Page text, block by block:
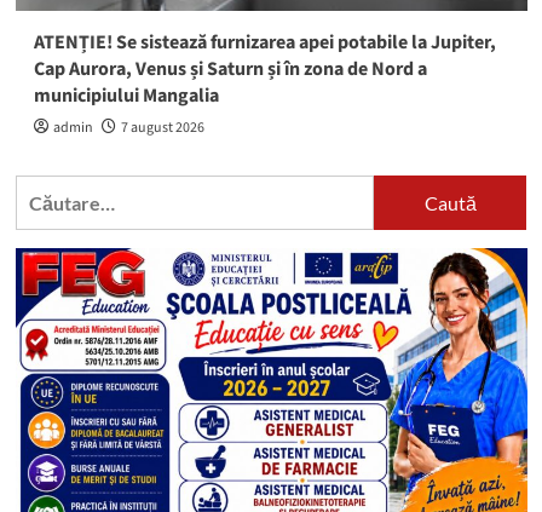
ATENȚIE! Se sistează furnizarea apei potabile la Jupiter,
Cap Aurora, Venus și Saturn și în zona de Nord a
municipiului Mangalia
admin 7 august 2026
Caută